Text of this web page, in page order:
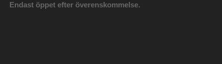
Endast öppet efter överenskommelse.